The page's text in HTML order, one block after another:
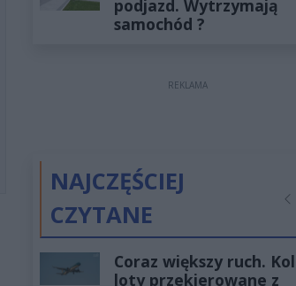
podjazd. Wytrzymają
samochód ?
REKLAMA
NAJCZĘŚCIEJ
CZYTANE
Coraz większy ruch.
loty przekierowane z